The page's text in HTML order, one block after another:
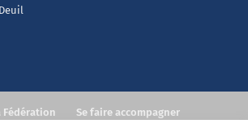
Fédération
Se faire accompagner